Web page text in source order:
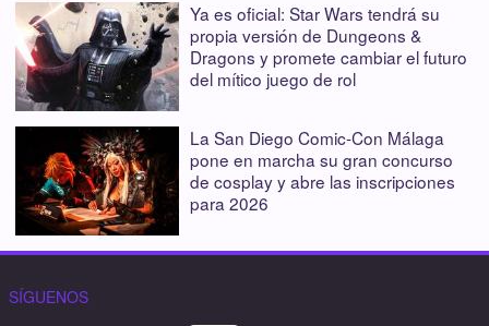
Ya es oficial: Star Wars tendrá su
propia versión de Dungeons &
Dragons y promete cambiar el futuro
del mítico juego de rol
La San Diego Comic-Con Málaga
pone en marcha su gran concurso
de cosplay y abre las inscripciones
para 2026
SÍGUENOS